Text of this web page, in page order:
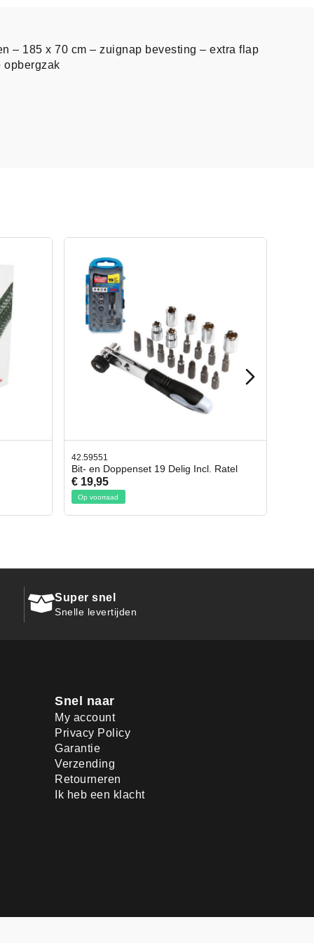
– 185 x 70 cm – zuignap bevesting – extra flap
opbergzak
Ratel
42.65998
Afbreekmes 2 stuks
€ 10,95
Op voorraad
Super snel
Snelle levertijden
Snel naar
My account
Privacy Policy
Garantie
Verzending
Retourneren
Ik heb een klacht